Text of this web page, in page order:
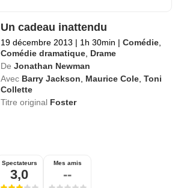
Un cadeau inattendu
19 décembre 2013 | 1h 30min | Comédie
Comédie dramatique Drame
De Jonathan Newman
Avec Barry Jackson Maurice Cole ,Toni
Collette
Titre original Foster
Spectateurs
3,0
Mes amis
--